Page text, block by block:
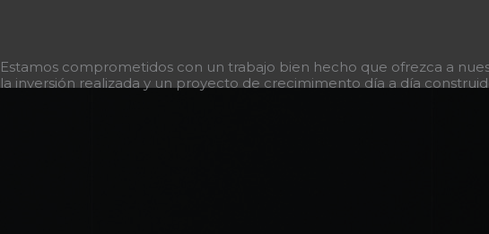
Estamos comprometidos con un trabajo bien hecho que ofrezca a
la inversión realizada y un proyecto de crecimimento día a día